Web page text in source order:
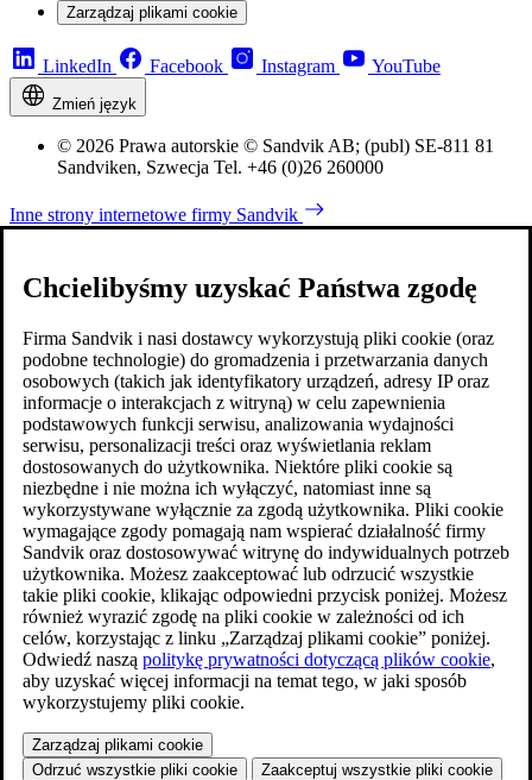
Zarządzaj plikami cookie
LinkedIn Facebook Instagram YouTube
Zmień język
© 2026 Prawa autorskie © Sandvik AB; (publ) SE-811 81
Sandviken, Szwecja Tel. +46 (0)26 260000
Inne strony internetowe firmy Sandvik
Chcielibyśmy uzyskać Państwa zgodę
Firma Sandvik i nasi dostawcy wykorzystują pliki cookie (oraz
podobne technologie) do gromadzenia i przetwarzania danych
osobowych (takich jak identyfikatory urządzeń, adresy IP oraz
informacje o interakcjach z witryną) w celu zapewnienia
podstawowych funkcji serwisu, analizowania wydajności
serwisu, personalizacji treści oraz wyświetlania reklam
dostosowanych do użytkownika. Niektóre pliki cookie są
niezbędne i nie można ich wyłączyć, natomiast inne są
wykorzystywane wyłącznie za zgodą użytkownika. Pliki cookie
wymagające zgody pomagają nam wspierać działalność firmy
Sandvik oraz dostosowywać witrynę do indywidualnych potrzeb
użytkownika. Możesz zaakceptować lub odrzucić wszystkie
takie pliki cookie, klikając odpowiedni przycisk poniżej. Możesz
również wyrazić zgodę na pliki cookie w zależności od ich
celów, korzystając z linku „Zarządzaj plikami cookie” poniżej.
Odwiedź naszą politykę prywatności dotyczącą plików cookie,
aby uzyskać więcej informacji na temat tego, w jaki sposób
wykorzystujemy pliki cookie.
Zarządzaj plikami cookie
Odrzuć wszystkie pliki cookie
Zaakceptuj wszystkie pliki cookie